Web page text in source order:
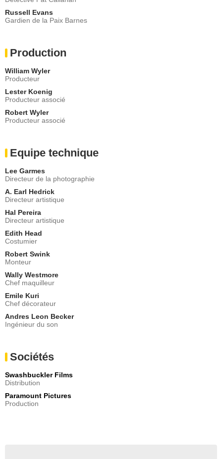
Russell Evans
Gardien de la Paix Barnes
Production
William Wyler
Producteur
Lester Koenig
Producteur associé
Robert Wyler
Producteur associé
Equipe technique
Lee Garmes
Directeur de la photographie
A. Earl Hedrick
Directeur artistique
Hal Pereira
Directeur artistique
Edith Head
Costumier
Robert Swink
Monteur
Wally Westmore
Chef maquilleur
Emile Kuri
Chef décorateur
Andres Leon Becker
Ingénieur du son
Sociétés
Swashbuckler Films
Distribution
Paramount Pictures
Production